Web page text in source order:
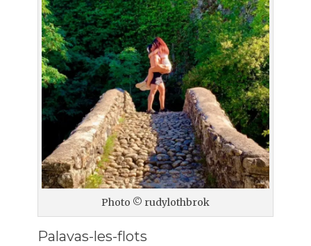
Photo © rudylothbrok
Palavas-les-flots